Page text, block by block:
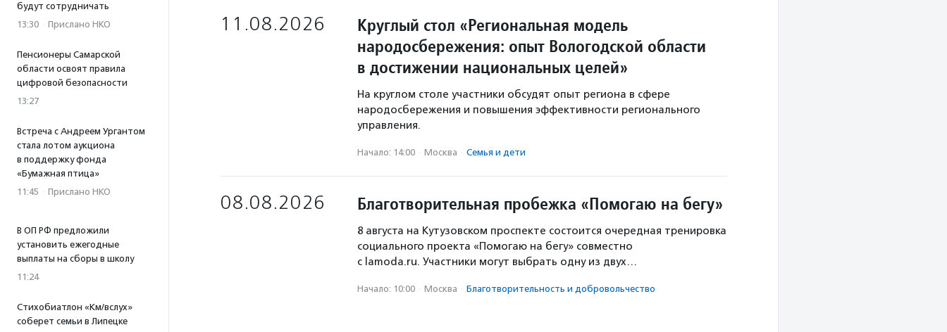
будут сотрудничать
13:30 · Прислано НКО
Пенсионеры Самарской
области освоят правила
цифровой безопасности
13:27
Встреча с Андреем Ургантом
стала лотом аукциона
в поддержку фонда
«Бумажная птица»
11:45 · Прислано НКО
В ОП РФ предложили
установить ежегодные
выплаты на сборы в школу
11:24
Стихобиатлон «Км/вслух»
соберет семьи в Липецке
11.08.2026
Круглый стол «Региональная модель
народосбережения: опыт Вологодской области
в достижении национальных целей»
На круглом столе участники обсудят опыт региона в сфере
народосбережения и повышения эффективности регионального
управления.
Начало: 14:00 · Москва · Семья и дети
08.08.2026 Благотворительная пробежка «Помогаю на бегу»
8 августа на Кутузовском проспекте состоится очередная тренировка
социального проекта «Помогаю на бегу» совместно
с lamoda.ru. Участники могут выбрать одну из двух…
Начало: 10:00 · Москва · Благотвори­тель­ность и доброволь­чест­во